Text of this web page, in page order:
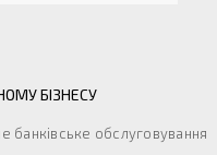
БІЗНЕСУ
банківське обслуговування